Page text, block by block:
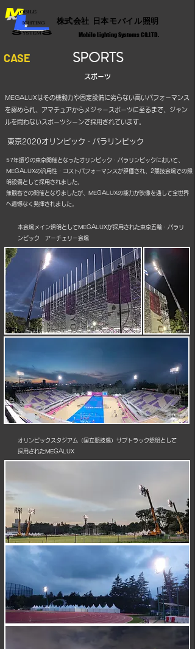
​株式会社 日本モバイル照明
Mobile Lighting Systems CO.LTD.
SPORTS
CASE
スポーツ
MEGALUXはその機動力や固定設備に劣らない高いパフォーマンス
を認められ、アマチュアからメジャースポーツに至るまで、ジャン
ルを問わないスポーツシーンで採用されています。
東京2020オリンピック・パラリンピック
57年振りの東京開催となったオリンピック・パラリンピックにおいて、
MEGALUXの汎用性・コストパフォーマンスが評価され、2競技会場での照
明設備として採用されました。
無観客での開催となりましたが、MEGALUXの能力が映像を通して全世界
へ遺憾なく発揮されました。
本会場メイン照明としてMEGALUXが採用された東京五輪・パラリ
ンピック アーチェリー会場
オリンピックスタジアム（国立競技場）サブトラック照明として
採用されたMEGALUX